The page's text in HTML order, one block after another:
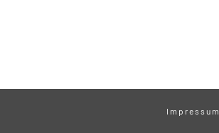
Impressum